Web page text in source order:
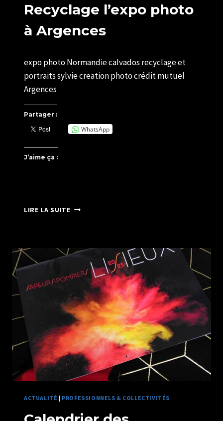
Recyclage l’expo photo
à Argences
SYLVIE
CHATELAIS
expo photo Normandie calvados recyclage et
portraits sylvie creation photo crédit mutuel
Argences
Partager :
WhatsApp
J’aime ça :
LIRE LA SUITERECYCLAGE
ARGENCES
ACTUALITÉ | PROFESSIONNELS & COLLECTIVITÉS